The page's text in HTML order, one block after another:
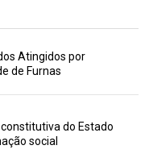
Atingidos por
de Furnas
do Estado
social